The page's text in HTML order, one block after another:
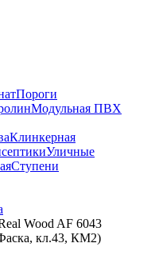
Пороги
Модульная ПВХ
Клинкерная
Уличные
Ступени
Wood AF 6043
кл.43, КМ2)